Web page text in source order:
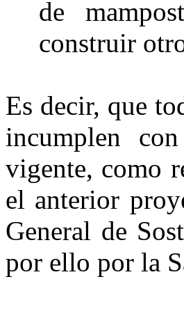
de
construir
Es decir, que
incumplen
vigente, como
el anterior
General de
por ello por la